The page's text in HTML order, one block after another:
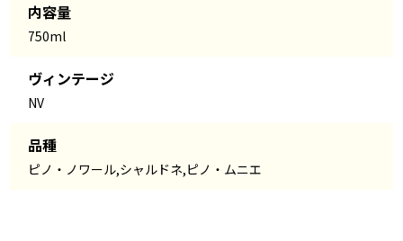
内容量
750ml
ヴィンテージ
NV
品種
ピノ・ノワール,シャルドネ,ピノ・ムニエ